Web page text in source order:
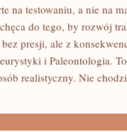
na testowaniu, a nie na
do tego, by rozwój
presji, ale z
i Paleontologia.
realistyczny. Nie